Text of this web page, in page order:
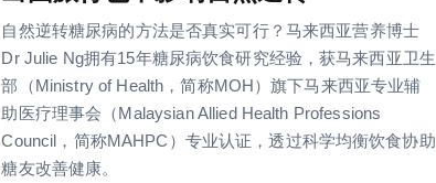
自然逆转糖尿病的方法是否真实可行？马来西亚营养博士
Dr Julie Ng拥有15年糖尿病饮食研究经验，获马来西亚卫生
部（Ministry of Health，简称MOH）旗下马来西亚专业辅
助医疗理事会（Malaysian Allied Health Professions
Council，简称MAHPC）专业认证，透过科学均衡饮食协助
糖友改善健康。